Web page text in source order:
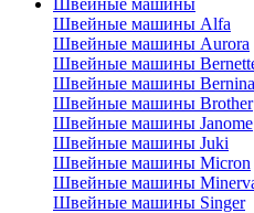
Швейные машины
Швейные машины Alfa
Швейные машины Aurora
Швейные машины
Швейные машины Bernina
Швейные машины Brother
Швейные машины Janome
Швейные машины Juki
Швейные машины Micron
Швейные машины
Швейные машины Singer